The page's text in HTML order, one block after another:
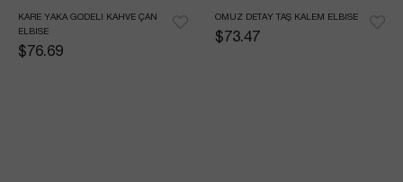
KARE YAKA GODELI KAHVE ÇAN
ELBISE
$76.69
OMUZ DETAY TAŞ KALEM ELBISE
$73.47